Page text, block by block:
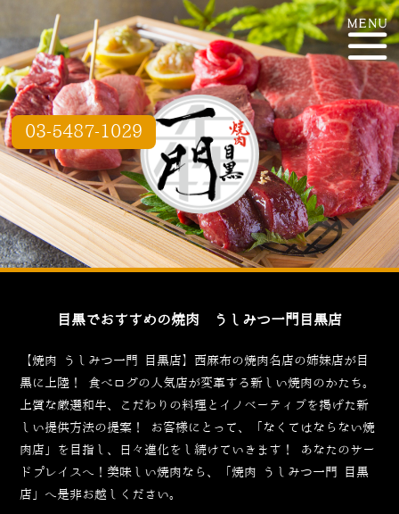
03-5487-1029
目黒でおすすめの焼肉 うしみつ一門目黒店
【焼肉 うしみつ一門 目黒店】西麻布の焼肉名店の姉妹店が目
黒に上陸！
食べログの人気店が変革する新しい焼肉のかたち。
上質な厳選和牛、こだわりの料理とイノベーティブを掲げた新
しい提供方法の提案！
お客様にとって、「なくてはならない焼
肉店」を目指し、日々進化をし続けていきます！
あなたのサー
ドプレイスへ！美味しい焼肉なら、「焼肉 うしみつ一門 目黒
店」へ是非お越しください。